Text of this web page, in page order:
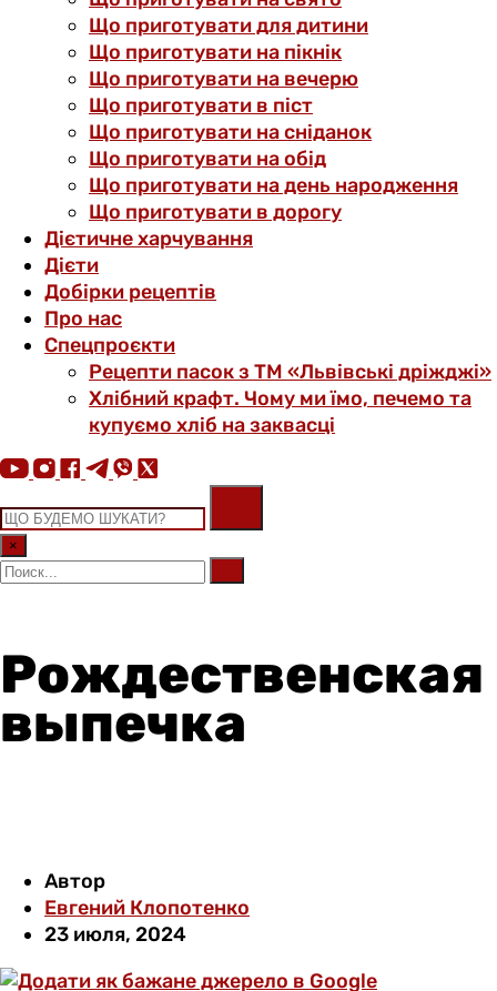
Що приготувати для дитини
Що приготувати на пікнік
Що приготувати на вечерю
Що приготувати в піст
Що приготувати на сніданок
Що приготувати на обід
Що приготувати на день народження
Що приготувати в дорогу
Дієтичне харчування
Дієти
Добірки рецептів
Про нас
Спецпроєкти
Рецепти пасок з ТМ «Львівські дріжджі»
Хлібний крафт. Чому ми їмо, печемо та
купуємо хліб на заквасці
×
Рождественская
выпечка
Автор
Евгений Клопотенко
23 июля, 2024